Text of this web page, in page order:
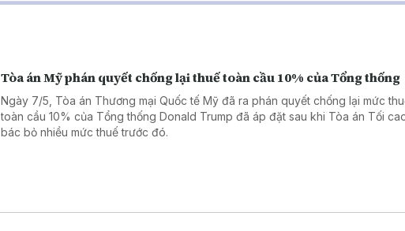
Tòa án Mỹ phán quyết chống lại thuế toàn cầu 10% của Tổng thống
Ngày 7/5, Tòa án Thương mại Quốc tế Mỹ đã ra phán quyết chống lại mức
toàn cầu 10% của Tổng thống Donald Trump đã áp đặt sau khi Tòa án Tối
bác bỏ nhiều mức thuế trước đó.